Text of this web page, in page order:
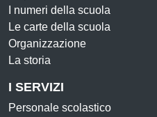
I numeri della scuola
Le carte della scuola
Organizzazione
La storia
I SERVIZI
Personale scolastico